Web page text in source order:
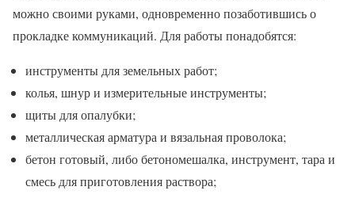
можно своими руками, одновременно позаботившись о
прокладке коммуникаций. Для работы понадобятся:
инструменты для земельных работ;
колья, шнур и измерительные инструменты;
щиты для опалубки;
металлическая арматура и вязальная проволока;
бетон готовый, либо бетономешалка, инструмент, тара и
смесь для приготовления раствора;